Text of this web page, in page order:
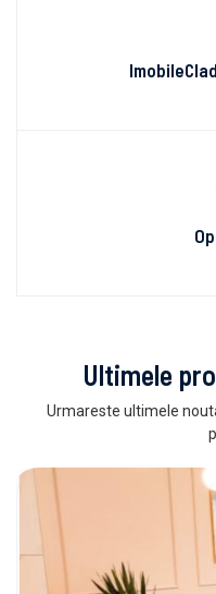
Ultimele
Urmareste ultimele